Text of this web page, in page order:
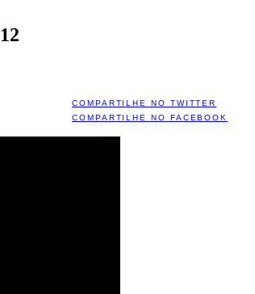
COMPARTILHE NO TWITTER
COMPARTILHE NO FACEBOOK